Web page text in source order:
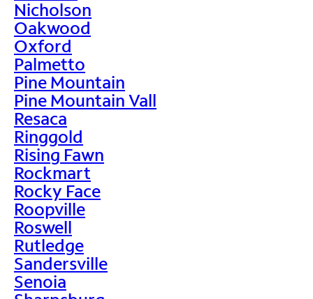
Nicholson
Oakwood
Oxford
Palmetto
Pine Mountain
Pine Mountain Vall
Resaca
Ringgold
Rising Fawn
Rockmart
Rocky Face
Roopville
Roswell
Rutledge
Sandersville
Senoia